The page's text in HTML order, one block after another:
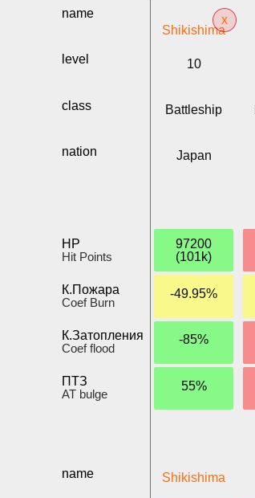
name
level
class
nation
HP
Hit Points
К.Пожара
Coef Burn
К.Затопления
Coef flood
ПТЗ
AT bulge
name
Shikishima
x
10
Battleship
Japan
97200
(101k)
-49.95%
-85%
55%
Shikishima